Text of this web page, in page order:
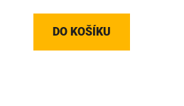
DO KOŠÍKU